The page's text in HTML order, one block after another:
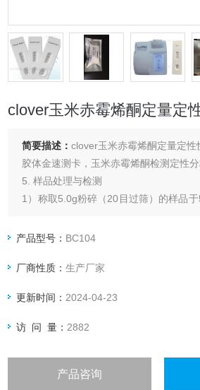
clover玉米赤霉烯酮定量定
简要描述：clover玉米赤霉烯酮定量定性
胶体金速测卡，玉米赤霉烯酮检测定性
5. 样品处理与检测
1）称取5.0g粉碎（20目过筛）的样品
用高速均质器均质1分钟，或用手剧烈振
产品型号： BC104
厂商性质：生产厂家
更新时间： 2024-04-23
访 问 量： 2882
产品咨询